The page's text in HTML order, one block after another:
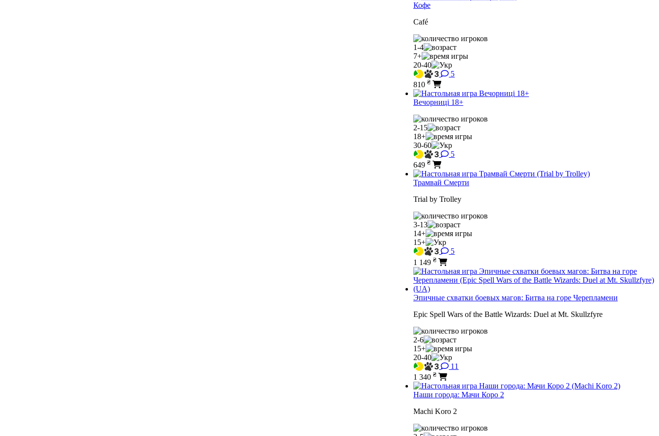
Кофе
Café
1-4
7+
20-40
5
810 ₴
Вечорниці 18+
2-15
18+
30-60
5
649 ₴
Трамвай Смерти
Trial by Trolley
3-13
14+
15+
5
1 149 ₴
Эпичные схватки боевых магов: Битва на горе Черепламени
Epic Spell Wars of the Battle Wizards: Duel at Mt. Skullzfyre
2-6
15+
20-40
11
1 340 ₴
Наши города: Мачи Коро 2
Machi Koro 2